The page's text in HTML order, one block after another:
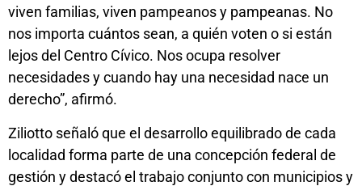
viven familias, viven pampeanos y pampeanas. No
nos importa cuántos sean, a quién voten o si están
lejos del Centro Cívico. Nos ocupa resolver
necesidades y cuando hay una necesidad nace un
derecho”, afirmó.
Ziliotto señaló que el desarrollo equilibrado de cada
localidad forma parte de una concepción federal de
gestión y destacó el trabajo conjunto con municipios y